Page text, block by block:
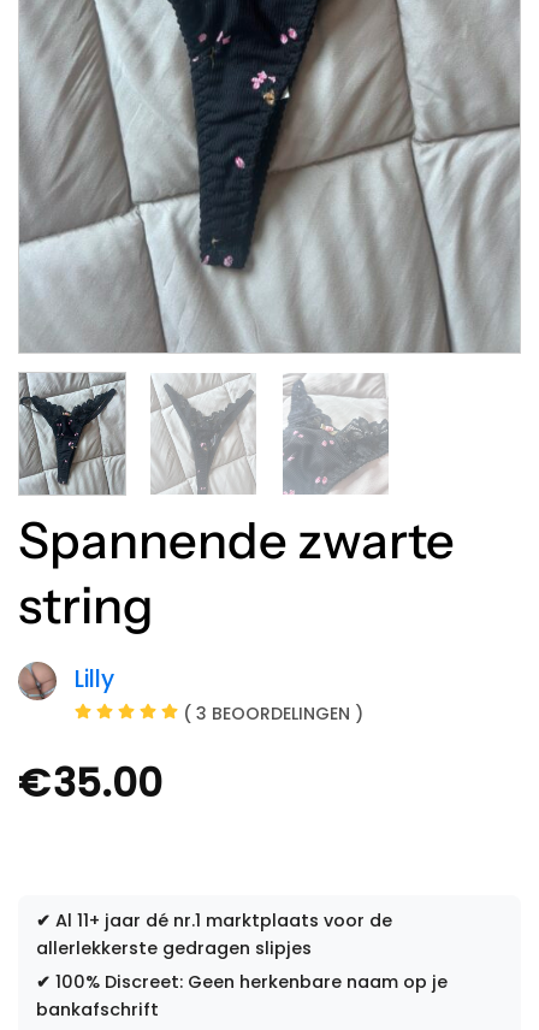
Spannende zwarte
string
Lilly
( 3 BEOORDELINGEN )
€35.00
✔ Al 11+ jaar dé nr.1 marktplaats voor de
allerlekkerste gedragen slipjes
✔ 100% Discreet: Geen herkenbare naam op je
bankafschrift